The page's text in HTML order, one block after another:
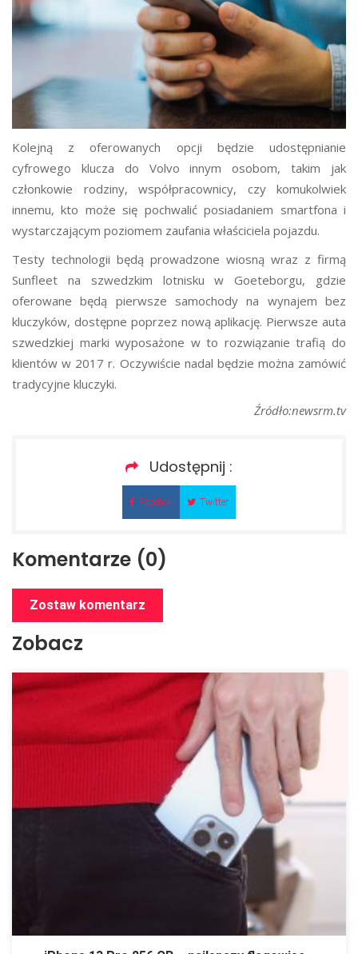
Kolejną z oferowanych opcji będzie udostępnianie
cyfrowego klucza do Volvo innym osobom, takim jak
członkowie rodziny, współpracownicy, czy komukolwiek
innemu, kto może się pochwalić posiadaniem smartfona i
wystarczającym poziomem zaufania właściciela pojazdu.
Testy technologii będą prowadzone wiosną wraz z firmą
Sunfleet na szwedzkim lotnisku w Goeteborgu, gdzie
oferowane będą pierwsze samochody na wynajem bez
kluczyków, dostępne poprzez nową aplikację. Pierwsze auta
szwedzkiej marki wyposażone w to rozwiązanie trafią do
klientów w 2017 r. Oczywiście nadal będzie można zamówić
tradycyjne kluczyki.
Źródło:newsrm.tv
Udostępnij :
Facebok Twitter
Komentarze (0)
Zostaw komentarz
Zobacz